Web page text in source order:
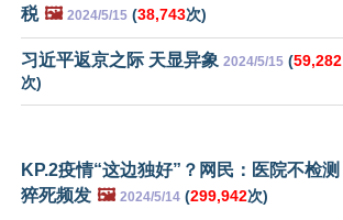
税 🖼️ 2024/5/15 (38,743次)
习近平返京之际 天显异象 2024/5/15 (59,282
次)
KP.2疫情“这边独好”？网民：医院不检测
猝死频发 🖼️ 2024/5/14 (299,942次)